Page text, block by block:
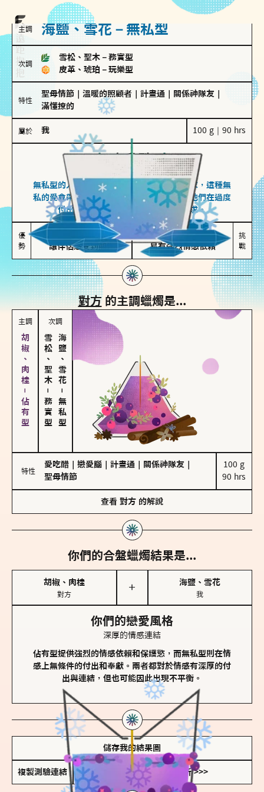
主調 海鹽、雪花－無私型
次調
雪松、聖木 － 務實型
皮革、琥珀 － 玩樂型
特性
聖母情節 溫暖的照顧者 計畫通 關係神隊友
滿懂撩的
屬於 我 100 g｜90 hrs
無私型
海鹽、雪花
無私型的人傾向用心呵護、滿足另一半的需求，這種無
私的愛會帶來緊密的關係連結，但也可能讓他們在過度
付出中迷失自我，忽略自己真正的需求。
優
勢
讓伴侶感受到關懷
較難設立界線
易有強烈情感依賴
挑
戰
對方的主調蠟燭是...
主調
胡椒、肉桂－佔有型
次調
雪松、聖木
－
務實型
海鹽、雪花
－
無私型
特性
愛吃醋 戀愛腦 計畫通 關係神隊友
聖母情節
100 g
90 hrs
查看 對方 的解說
你們的合盤蠟燭結果是...
胡椒、肉桂
對方
＋
海鹽、雪花
我
你們的戀愛風格
深厚的情感連結
佔有型提供強烈的情感依賴和保護慾，而無私型則在情
感上無條件的付出和奉獻。兩者都對於情感有深厚的付
出與連結，但也可能因此出現不平衡。
儲存我的結果圖
複製測驗連結 查看香氛類型全解析 >>>